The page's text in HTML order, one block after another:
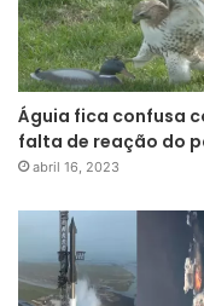
Águia fica confusa
falta de reação do
abril 16, 2023